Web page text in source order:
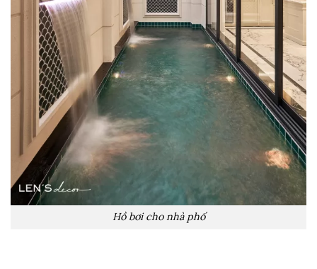
Hồ bơi cho nhà phố